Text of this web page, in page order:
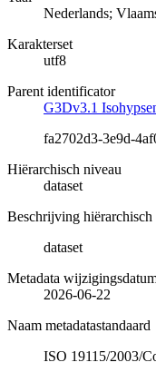
Nederlands;
Karakterset
utf8
Parent identificator
G3Dv3.1
fa2702d3-3e9d-
Hiërarchisch niveau
dataset
Beschrijving hiërarchisch
dataset
Metadata
2026-06-22
Naam metadatastandaard
ISO 19115/2003/